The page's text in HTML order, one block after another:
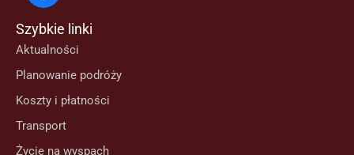
Szybkie linki
Aktualności
Planowanie podróży
Koszty i płatności
Transport
Życie na wyspach